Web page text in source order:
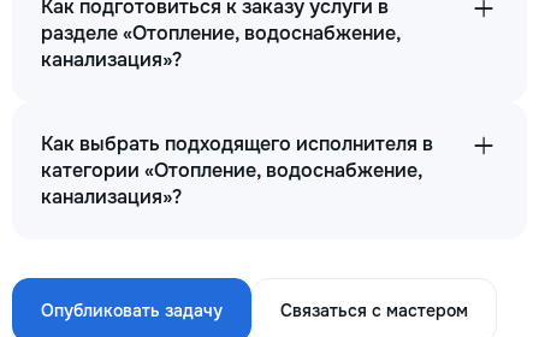
Как подготовиться к заказу услуги в
разделе «Отопление, водоснабжение,
канализация»?
Как выбрать подходящего исполнителя в
категории «Отопление, водоснабжение,
канализация»?
Опубликовать задачу Связаться с мастером